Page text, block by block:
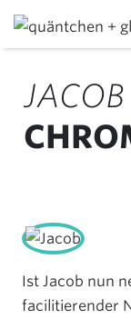
PROZESSE
WORKSHOPS
VON UNS LERNEN
TRAININGS
ÜBER UNS
TEAM
JOBS
BLOG
KOON
JACOB
Ist Jacob nun
facilitierender